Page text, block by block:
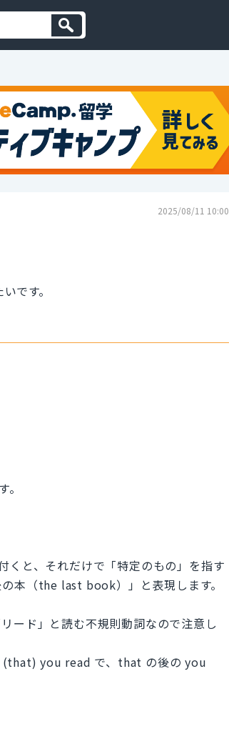
2025/08/11 10:00
です。
くと、それだけで「特定のもの」を指す
本（the last book）」と表現します。
ード」と読む不規則動詞なので注意し
(that) you read で、that の後の you